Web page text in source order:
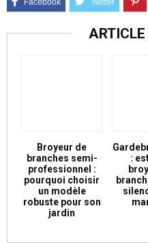
Broyeur de
branches semi-
professionnel :
pourquoi choisir
un modèle
robuste pour son
jardin
: